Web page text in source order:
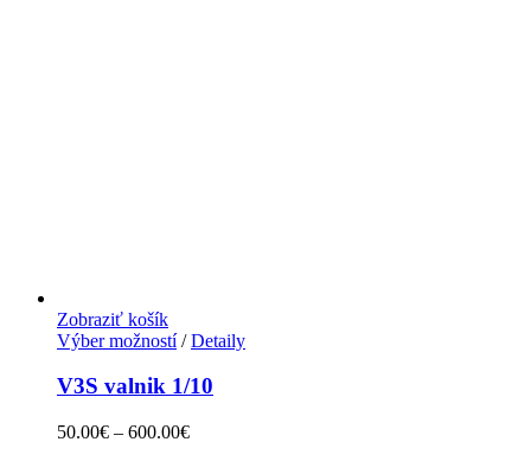
Zobraziť košík
Výber možností/ Detaily
V3S valnik 1/10
50.00€ – 600.00€